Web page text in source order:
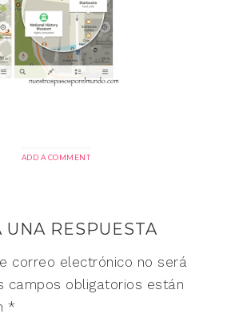
ADD A COMMENT
UNA RESPUESTA
correo electrónico no será
campos obligatorios están
*